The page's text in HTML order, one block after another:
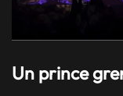
Un prince